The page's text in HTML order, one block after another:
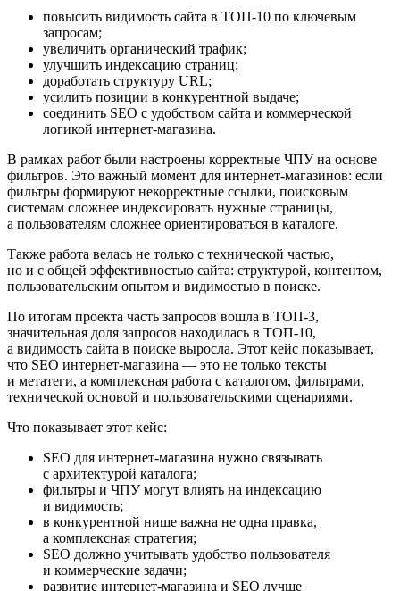
повысить видимость сайта в ТОП-10 по ключевым
запросам;
увеличить органический трафик;
улучшить индексацию страниц;
доработать структуру URL;
усилить позиции в конкурентной выдаче;
соединить SEO с удобством сайта и коммерческой
логикой интернет-магазина.
В рамках работ были настроены корректные ЧПУ на основе
фильтров. Это важный момент для интернет-магазинов: если
фильтры формируют некорректные ссылки, поисковым
системам сложнее индексировать нужные страницы,
а пользователям сложнее ориентироваться в каталоге.
Также работа велась не только с технической частью,
но и с общей эффективностью сайта: структурой, контентом,
пользовательским опытом и видимостью в поиске.
По итогам проекта часть запросов вошла в ТОП-3,
значительная доля запросов находилась в ТОП-10,
а видимость сайта в поиске выросла. Этот кейс показывает,
что SEO интернет-магазина — это не только тексты
и метатеги, а комплексная работа с каталогом, фильтрами,
технической основой и пользовательскими сценариями.
Что показывает этот кейс:
SEO для интернет-магазина нужно связывать
с архитектурой каталога;
фильтры и ЧПУ могут влиять на индексацию
и видимость;
в конкурентной нише важна не одна правка,
а комплексная стратегия;
SEO должно учитывать удобство пользователя
и коммерческие задачи;
развитие интернет-магазина и SEO лучше